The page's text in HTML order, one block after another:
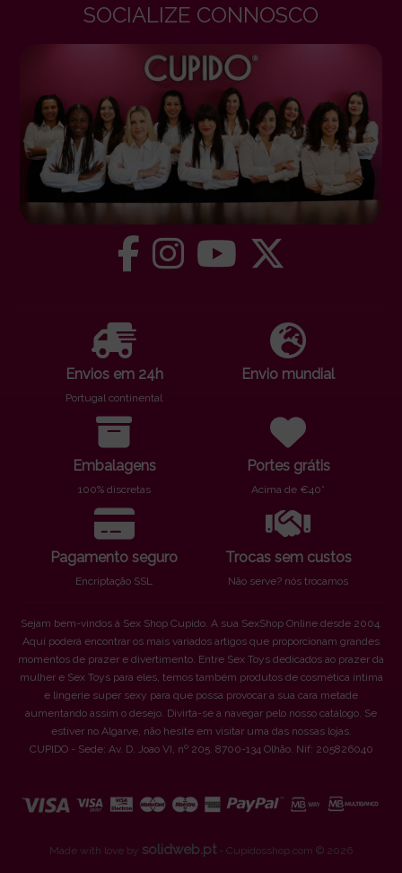
SOCIALIZE CONNOSCO
Envios em 24h
Portugal continental
Envio mundial
Embalagens
100% discretas
Portes grátis
Acima de €40*
Pagamento seguro
Encriptação SSL
Trocas sem custos
Não serve? nós trocamos
Sejam bem-vindos à Sex Shop Cupido. A sua SexShop Online desde 2004.
Aqui poderá encontrar os mais variados artigos que proporcionam grandes
momentos de prazer e divertimento. Entre Sex Toys dedicados ao prazer da
mulher e Sex Toys para eles, temos também produtos de cosmética íntima
e lingerie super sexy para que possa provocar a sua cara metade
aumentando assim o desejo. Divirta-se a navegar pelo nosso catálogo. Se
estiver no Algarve, não hesite em visitar uma das nossas lojas.
CUPIDO - Sede: Av. D. Joao VI, nº 205. 8700-134 Olhão. Nif: 205826040
Made with love by solidweb.pt- Cupidosshop.com © 2026